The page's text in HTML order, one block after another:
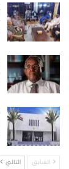
السابق التالي